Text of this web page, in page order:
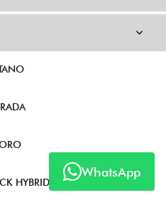
WhatsApp
HYBRID